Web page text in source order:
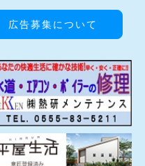
広告募集について